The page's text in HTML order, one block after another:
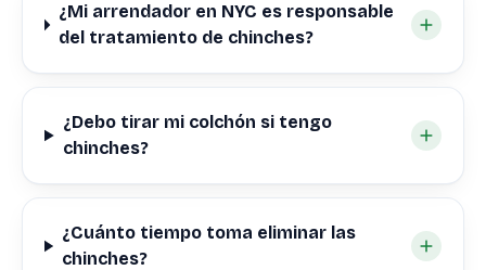
¿Mi arrendador en NYC es responsable
del tratamiento de chinches?
¿Debo tirar mi colchón si tengo
chinches?
¿Cuánto tiempo toma eliminar las
chinches?